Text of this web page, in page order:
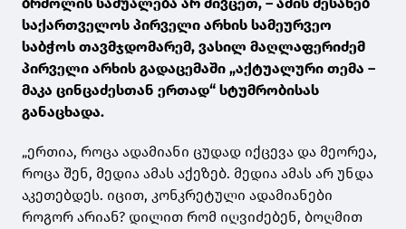
ბრძოლის საშუალება არ მივცეთ, – ამის შესახებ
საქართველოს პირველი არხის სამეურვეო
საბჭოს თავმჯდომარემ, ვასილ მაღლაფერიძემ
პირველი არხის გადაცემაში „აქტუალური თემა –
მაკა ცინცაძესთან ერთად“ სტუმრობისას
განაცხადა.
„ერთია, როცა ადამიანი ცუდად იქცევა და მეორეა,
როცა შენ, მედია ამას აქეზებ. მედია ამას არ უნდა
აკეთებდეს. იცით, კონკრეტული ადამიანები
როგორ არიან? დილით რომ იღვიძებენ, ბოღმით